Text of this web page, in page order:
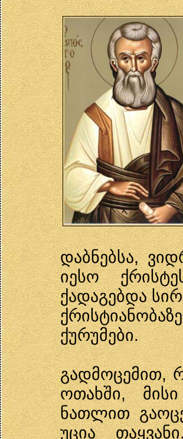
დაბნებსა,
იესო
ქადაგებდა
ქურუმები.
გადმოცემით,
ოთახში,
ნათლით
უცია